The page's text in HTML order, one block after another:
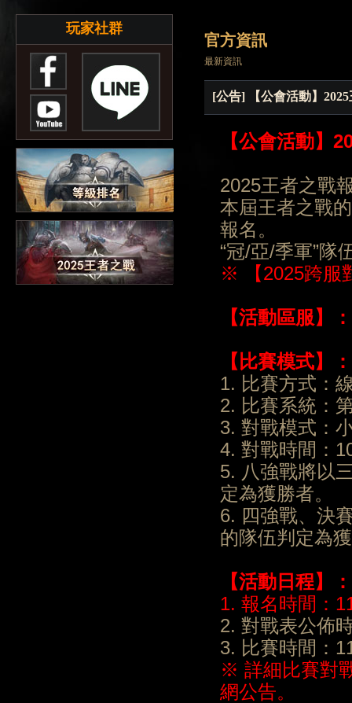
玩家社群
官方資訊
最新資訊
[公告] 【公會活動】
【公會活動】
2025王者之戰
本屆王者之戰
報名。
“冠/亞/季軍”隊
※ 【2025跨服
【活動區服】：
【比賽模式】
：
1. 比賽方式：
2. 比賽系統：
3. 對戰模式：
4. 對戰時間：
5. 八強戰將以
定為獲勝者。
6. 四強戰、決
的隊伍判定為
【活動日程】
：
1. 報名時間：
2. 對戰表公佈
3. 比賽時間：
※ 詳細比賽對
網公告。